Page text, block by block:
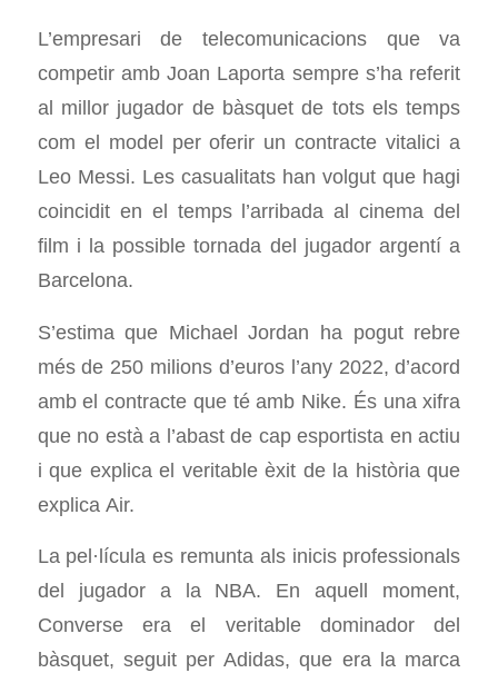
L’empresari de telecomunicacions que va
competir amb Joan Laporta sempre s’ha referit
al millor jugador de bàsquet de tots els temps
com el model per oferir un contracte vitalici a
Leo Messi. Les casualitats han volgut que hagi
coincidit en el temps l’arribada al cinema del
film i la possible tornada del jugador argentí a
Barcelona.
S’estima que Michael Jordan ha pogut rebre
més de 250 milions d’euros l’any 2022, d’acord
amb el contracte que té amb Nike. És una xifra
que no està a l’abast de cap esportista en actiu
i que explica el veritable èxit de la història que
explica Air.
La pel·lícula es remunta als inicis professionals
del jugador a la NBA. En aquell moment,
Converse era el veritable dominador del
bàsquet, seguit per Adidas, que era la marca